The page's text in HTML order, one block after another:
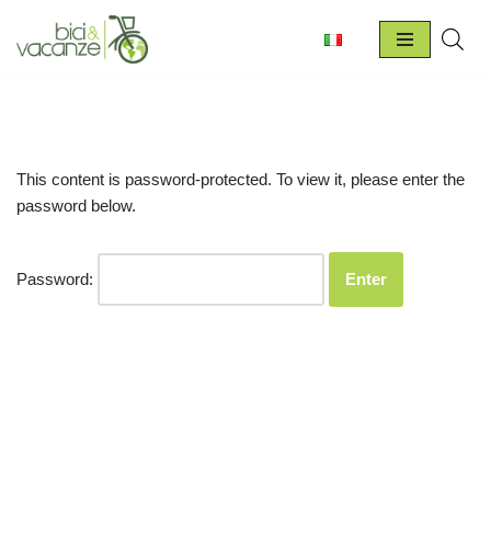
Skip
This content is password-protected. To view it, please enter the
password below.
Password: